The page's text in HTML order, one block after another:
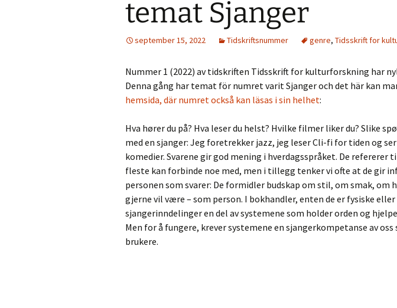
Folklore Conference 16 June 2028, Oslo
Sensations from RE:22 –
the 35th Nordic
16 June 2022
Svenska etnologidagarna
2026
Save the date: ISFNR
2026 Reykjavík –
Nature(s) in Narrative
2026: Cross-Pollinations,
Contamination,
Collaboration
Summer Schools
11th Folklore
Involvement:
and Emerging
the Vernacular
ISFNR online lectures
Symposium 15-16
Oktober: Traditionernas
spår: forskning, arkiv och
Unescos immateriella
kulturarv
Mediehistoriskt arkiv
Symposium 2026:
Networks,
Infrastructures,
Systems, and Other
Media Connectors. A
Marcus Wallenberg
Symposium
Call for abstracts
och
Call for editors
temat Sjanger
september 15, 2022 Tidskriftsnummer genre, Tidsskrift for
Nummer 1 (2022) av tidskriften Tidsskrift for kulturforskning har
Denna gång har temat för numret varit Sjanger och det här kan
hemsida, där numret också kan läsas i sin helhet:
Hva hører du på? Hva leser du helst? Hvilke filmer liker du? Slike
med en sjanger: Jeg fore­trekker jazz, jeg leser Cli-fi for tiden og
komedier. Svarene gir god mening i hverdagsspråket. De refererer
fleste kan forbinde noe med, men i tillegg tenker vi ofte at de gir
personen som svarer: De formidler budskap om stil, om smak, om
gjerne vil være – som person. I bokhandler, enten de er fysiske
sjangerinndelinger en del av systemene som holder orden og
Men for å fungere, krever systemene en sjangerkompetanse av
brukere.